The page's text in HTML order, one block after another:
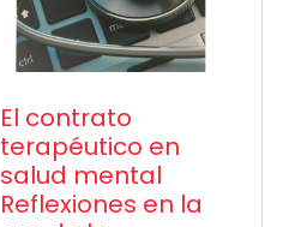
El contrato
terapéutico en
salud mental
Reflexiones en la